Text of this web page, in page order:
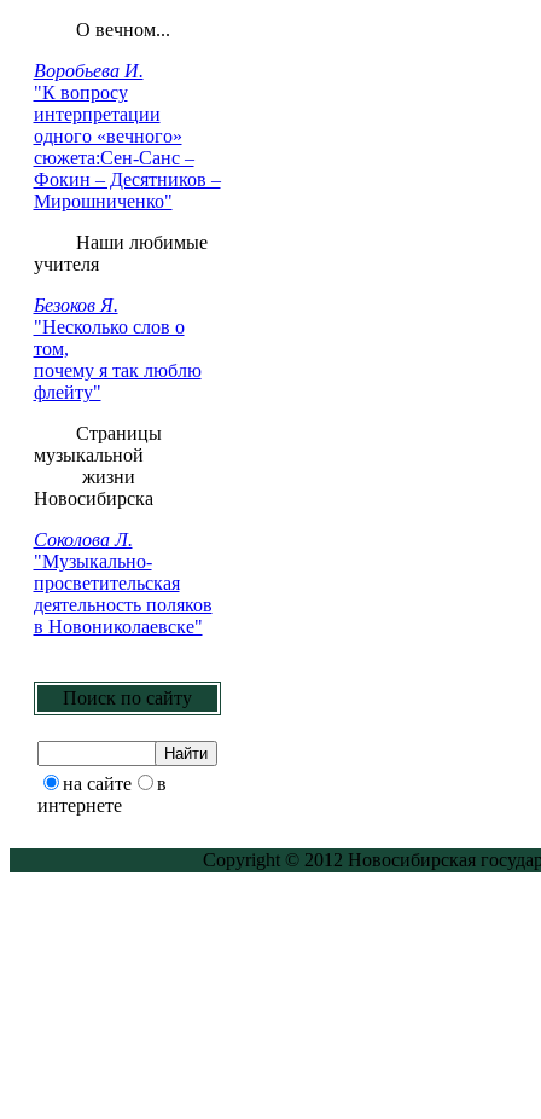
О вечном...
Воробьева И.
"К вопросу
интерпретации
одного «вечного»
сюжета:Сен-Санс –
Фокин – Десятников –
Мирошниченко"
Наши любимые
учителя
Безоков Я.
"Несколько слов о
том,
почему я так люблю
флейту"
Страницы
музыкальной
жизни
Новосибирска
Соколова Л.
"Музыкально-
просветительская
деятельность поляков
в Новониколаевске"
Поиск по сайту
на сайте
в
интернете
Copyright © 2012 Новосибирская